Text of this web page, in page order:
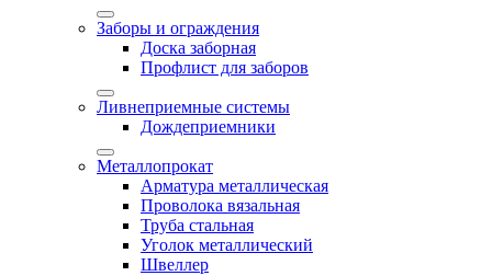
Заборы и ограждения
Доска заборная
Профлист для заборов
Ливнеприемные системы
Дождеприемники
Металлопрокат
Арматура металлическая
Проволока вязальная
Труба стальная
Уголок металлический
Швеллер